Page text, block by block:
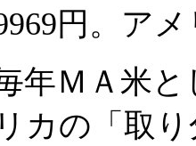
円。ア
年ＭＡ米と
カの「取